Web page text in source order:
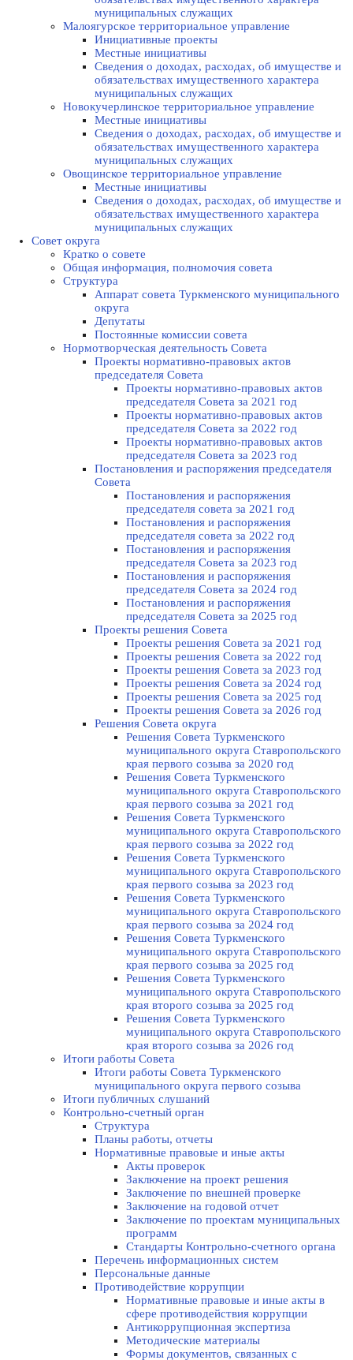
муниципальных служащих
Малоягурское территориальное управление
Инициативные проекты
Местные инициативы
Сведения о доходах, расходах, об имуществе и
обязательствах имущественного характера
муниципальных служащих
Новокучерлинское территориальное управление
Местные инициативы
Сведения о доходах, расходах, об имуществе и
обязательствах имущественного характера
муниципальных служащих
Овощинское территориальное управление
Местные инициативы
Сведения о доходах, расходах, об имуществе и
обязательствах имущественного характера
муниципальных служащих
Совет округа
Кратко о совете
Общая информация, полномочия совета
Структура
Аппарат совета Туркменского муниципального
округа
Депутаты
Постоянные комиссии совета
Нормотворческая деятельность Совета
Проекты нормативно-правовых актов
председателя Cовета
Проекты нормативно-правовых актов
председателя Cовета за 2021 год
Проекты нормативно-правовых актов
председателя Cовета за 2022 год
Проекты нормативно-правовых актов
председателя Cовета за 2023 год
Постановления и распоряжения председателя
Cовета
Постановления и распоряжения
председателя совета за 2021 год
Постановления и распоряжения
председателя совета за 2022 год
Постановления и распоряжения
председателя Cовета за 2023 год
Постановления и распоряжения
председателя Cовета за 2024 год
Постановления и распоряжения
председателя Cовета за 2025 год
Проекты решения Cовета
Проекты решения Совета за 2021 год
Проекты решения Совета за 2022 год
Проекты решения Cовета за 2023 год
Проекты решения Совета за 2024 год
Проекты решения Совета за 2025 год
Проекты решения Совета за 2026 год
Решения Совета округа
Решения Совета Туркменского
муниципального округа Ставропольского
края первого созыва за 2020 год
Решения Совета Туркменского
муниципального округа Ставропольского
края первого созыва за 2021 год
Решения Совета Туркменского
муниципального округа Ставропольского
края первого созыва за 2022 год
Решения Совета Туркменского
муниципального округа Ставропольского
края первого созыва за 2023 год
Решения Совета Туркменского
муниципального округа Ставропольского
края первого созыва за 2024 год
Решения Совета Туркменского
муниципального округа Ставропольского
края первого созыва за 2025 год
Решения Совета Туркменского
муниципального округа Ставропольского
края второго созыва за 2025 год
Решения Совета Туркменского
муниципального округа Ставропольского
края второго созыва за 2026 год
Итоги работы Совета
Итоги работы Совета Туркменского
муниципального округа первого созыва
Итоги публичных слушаний
Контрольно-счетный орган
Структура
Планы работы, отчеты
Нормативные правовые и иные акты
Акты проверок
Заключение на проект решения
Заключение по внешней проверке
Заключение на годовой отчет
Заключение по проектам муниципальных
программ
Стандарты Контрольно-счетного органа
Перечень информационных систем
Персональные данные
Противодействие коррупции
Нормативные правовые и иные акты в
сфере противодействия коррупции
Антикоррупционная экспертиза
Методические материалы
Формы документов, связанных с